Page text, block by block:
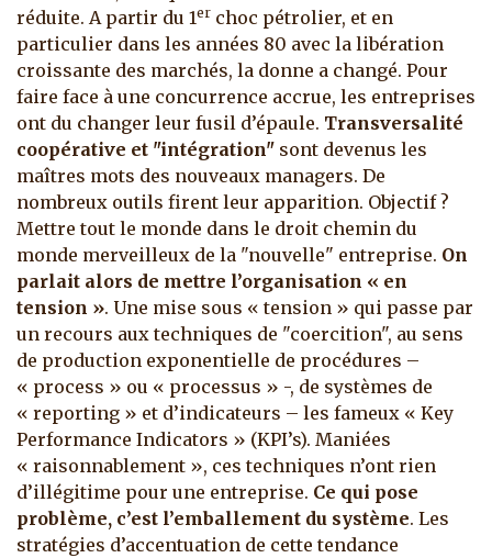
réduite. A partir du 1er choc pétrolier, et en
particulier dans les années 80 avec la libération
croissante des marchés, la donne a changé. Pour
faire face à une concurrence accrue, les entreprises
ont du changer leur fusil d’épaule. Transversalité
coopérative et "intégration" sont devenus les
maîtres mots des nouveaux managers. De
nombreux outils firent leur apparition. Objectif ?
Mettre tout le monde dans le droit chemin du
monde merveilleux de la "nouvelle" entreprise. On
parlait alors de mettre l’organisation « en
tension ». Une mise sous « tension » qui passe par
un recours aux techniques de "coercition", au sens
de production exponentielle de procédures –
« process » ou « processus » -, de systèmes de
« reporting » et d’indicateurs – les fameux « Key
Performance Indicators » (KPI’s). Maniées
« raisonnablement », ces techniques n’ont rien
d’illégitime pour une entreprise. Ce qui pose
problème, c’est l’emballement du système. Les
stratégies d’accentuation de cette tendance